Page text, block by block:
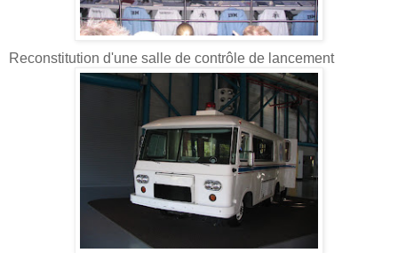
Reconstitution d'une salle de contrôle de lancement